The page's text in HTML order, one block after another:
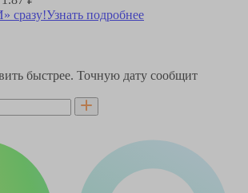
сразу!Узнать подробнее
быстрее. Точную дату сообщит